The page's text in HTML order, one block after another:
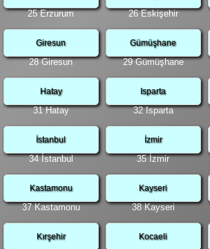
25 Erzurum 26 Eskişehir
Giresun
28 Giresun
Gümüşhane
29 Gümüşhane
Hatay
31 Hatay
Isparta
32 Isparta
İstanbul
34 İstanbul
İzmir
35 İzmir
Kastamonu
37 Kastamonu
Kayseri
38 Kayseri
Kırşehir Kocaeli